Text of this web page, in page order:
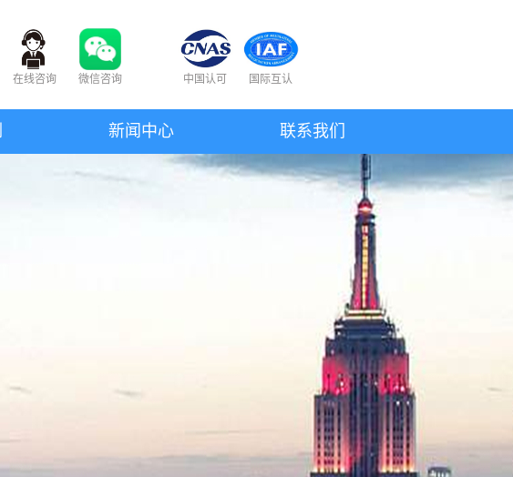
在线咨询 微信咨询 中国认可 国际互认
新闻中心 联系我们